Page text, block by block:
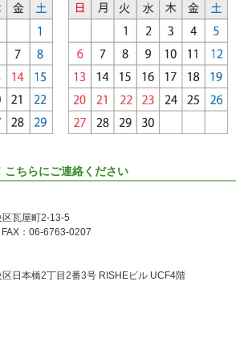
こちらにご連絡ください
瓦屋町2-13-5
：06-6763-0207
日本橋2丁目2番3号 RISHEビル UCF4階